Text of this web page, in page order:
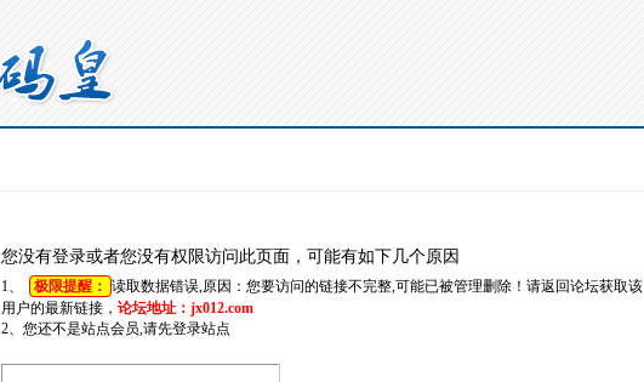
您没有登录或者您没有权限访问此页面，可能有如下几个原因
1、 极限提醒： 读取数据错误,原因：您要访问的链接不完整,可能已被管理删除！请返回论坛获取该
用户的最新链接， 论坛地址：jx012.com
2、您还不是站点会员,请先登录站点